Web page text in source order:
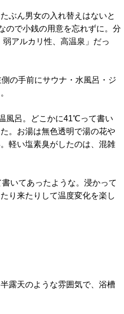
ぶん男女の入れ替えはないと
ので小銭の用意を忘れずに。分
アルカリ性、高温泉」だっ
の手前にサウナ・水風呂・ジ
風呂。どこかに41℃って書い
。お湯は無色透明で湯の花や
軽い塩素臭がしたのは、混雑
いてあったような。浸かって
り来たりして温度変化を楽し
露天のような雰囲気で、浴槽